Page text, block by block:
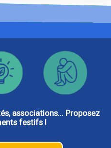
associations... Proposez
festifs !